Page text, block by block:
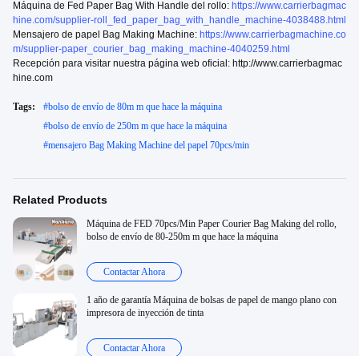
Máquina de Fed Paper Bag With Handle del rollo: https://www.carrierbagmac
hine.com/supplier-roll_fed_paper_bag_with_handle_machine-4038488.html
Mensajero de papel Bag Making Machine: https://www.carrierbagmachine.co
m/supplier-paper_courier_bag_making_machine-4040259.html
Recepción para visitar nuestra página web oficial: http://www.carrierbagmac
hine.com
Tags: #bolso de envío de 80m m que hace la máquina
#bolso de envío de 250m m que hace la máquina
#mensajero Bag Making Machine del papel 70pcs/min
Related Products
Máquina de FED 70pcs/Min Paper Courier Bag Making del rollo,
bolso de envío de 80-250m m que hace la máquina
Contactar Ahora
1 año de garantía Máquina de bolsas de papel de mango plano con
impresora de inyección de tinta
Contactar Ahora